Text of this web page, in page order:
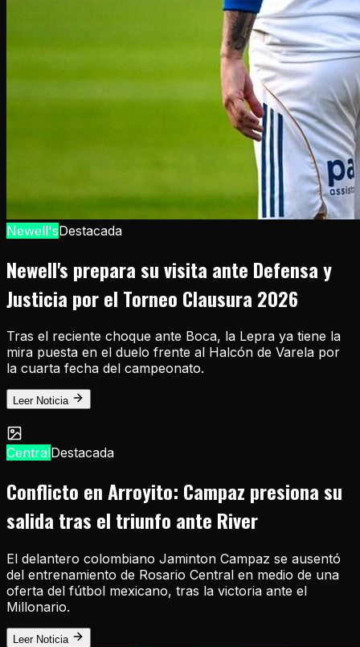
Newell'sDestacada
Newell's prepara su visita ante Defensa y
Justicia por el Torneo Clausura 2026
Tras el reciente choque ante Boca, la Lepra ya tiene la
mira puesta en el duelo frente al Halcón de Varela por
la cuarta fecha del campeonato.
Leer Noticia
CentralDestacada
Conflicto en Arroyito: Campaz presiona su
salida tras el triunfo ante River
El delantero colombiano Jaminton Campaz se ausentó
del entrenamiento de Rosario Central en medio de una
oferta del fútbol mexicano, tras la victoria ante el
Millonario.
Leer Noticia